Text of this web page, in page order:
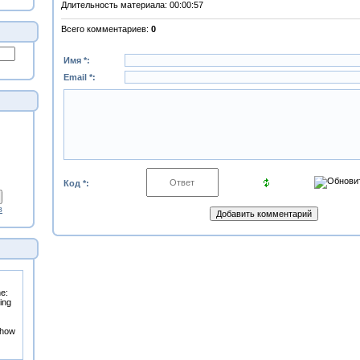
Длительность материала: 00:00:57
Всего комментариев: 0
Имя *:
Email *:
Код *: